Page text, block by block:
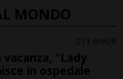
MONDO
13 ore 8
"Lady
in ospedale